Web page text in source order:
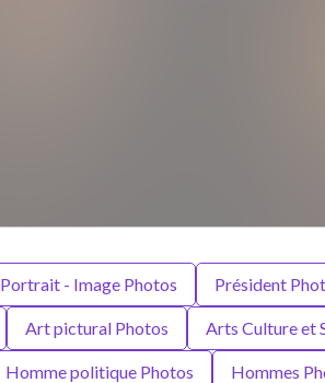
Portrait - Image Photos Président
Art pictural Photos Arts Culture et
Homme politique Photos Hommes